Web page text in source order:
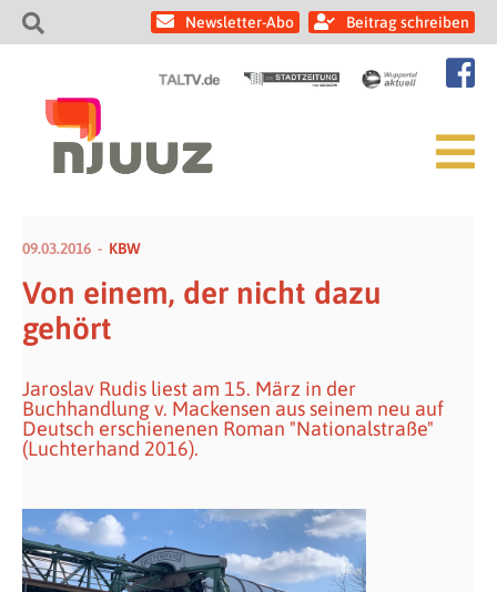
Newsletter-Abo Beitrag schreiben
09.03.2016 KBW
Von einem, der nicht dazu
gehört
Jaroslav Rudis liest am 15. März in der
Buchhandlung v. Mackensen aus seinem neu auf
Deutsch erschienenen Roman "Nationalstraße"
(Luchterhand 2016).